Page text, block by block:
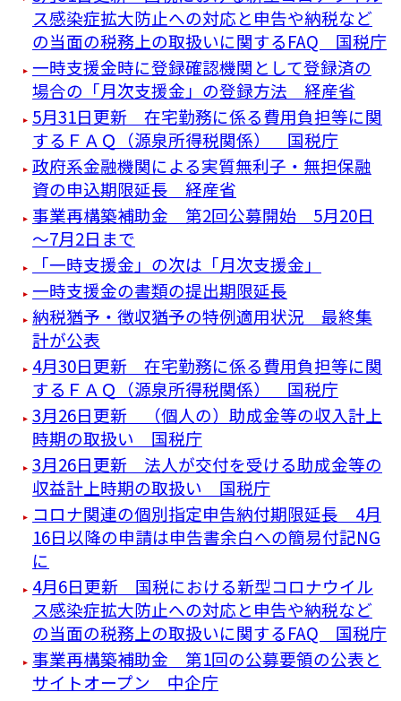
ス感染症拡大防止への対応と申告や納税など
の当面の税務上の取扱いに関するFAQ 国税庁
一時支援金時に登録確認機関として登録済の
場合の「月次支援金」の登録方法 経産省
5月31日更新 在宅勤務に係る費用負担等に関
するＦＡＱ（源泉所得税関係） 国税庁
政府系金融機関による実質無利子・無担保融
資の申込期限延長 経産省
事業再構築補助金 第2回公募開始 5月20日
～7月2日まで
「一時支援金」の次は「月次支援金」
一時支援金の書類の提出期限延長
納税猶予・徴収猶予の特例適用状況 最終集
計が公表
4月30日更新 在宅勤務に係る費用負担等に関
するＦＡＱ（源泉所得税関係） 国税庁
3月26日更新 （個人の）助成金等の収入計上
時期の取扱い 国税庁
3月26日更新 法人が交付を受ける助成金等の
収益計上時期の取扱い 国税庁
コロナ関連の個別指定申告納付期限延長 4月
16日以降の申請は申告書余白への簡易付記NG
に
4月6日更新 国税における新型コロナウイル
ス感染症拡大防止への対応と申告や納税など
の当面の税務上の取扱いに関するFAQ 国税庁
事業再構築補助金 第1回の公募要領の公表と
サイトオープン 中企庁